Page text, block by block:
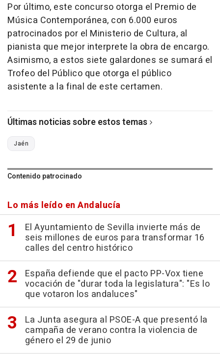
Por último, este concurso otorga el Premio de
Música Contemporánea, con 6.000 euros
patrocinados por el Ministerio de Cultura, al
pianista que mejor interprete la obra de encargo.
Asimismo, a estos siete galardones se sumará el
Trofeo del Público que otorga el público
asistente a la final de este certamen.
Últimas noticias sobre estos temas
Jaén
Contenido patrocinado
Lo más leído en Andalucía
El Ayuntamiento de Sevilla invierte más de
seis millones de euros para transformar 16
calles del centro histórico
España defiende que el pacto PP-Vox tiene
vocación de "durar toda la legislatura": "Es lo
que votaron los andaluces"
La Junta asegura al PSOE-A que presentó la
campaña de verano contra la violencia de
género el 29 de junio